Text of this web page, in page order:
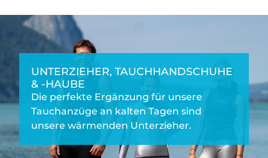
UNTERZIEHER, TAUCHHANDSCHUHE
& -HAUBE
Die perfekte Ergänzung für unsere
Tauchanzüge an kalten Tagen sind
unsere wärmenden Unterzieher.